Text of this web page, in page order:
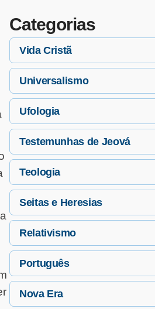
Categorias
Vida Cristã
Universalismo
Ufologia
Testemunhas de Jeová
Teologia
Seitas e Heresias
Relativismo
Português
Nova Era